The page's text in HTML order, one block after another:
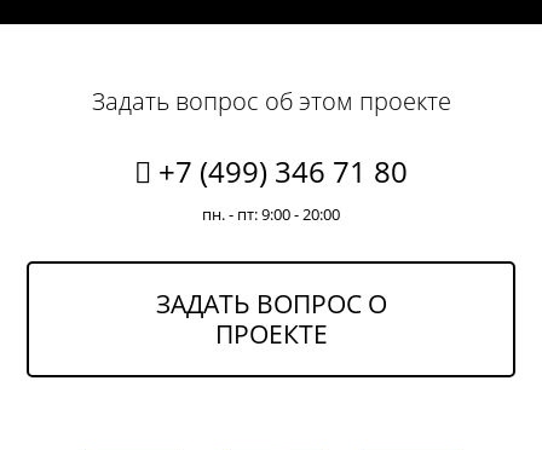
Задать вопрос об этом проекте
+7 (499) 346 71 80
пн. - пт: 9:00 - 20:00
ЗАДАТЬ ВОПРОС О
ПРОЕКТЕ